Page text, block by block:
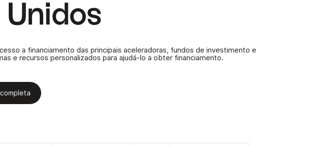
a financiamento das principais aceleradoras, fundos de investimento e
e recursos personalizados para ajudá-lo a obter financiamento.